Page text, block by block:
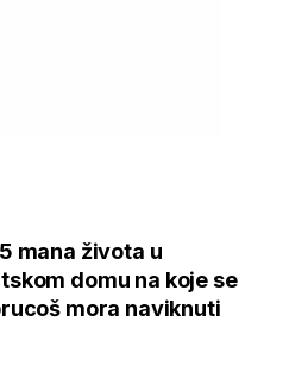
mana života u
domu na koje se
mora naviknuti